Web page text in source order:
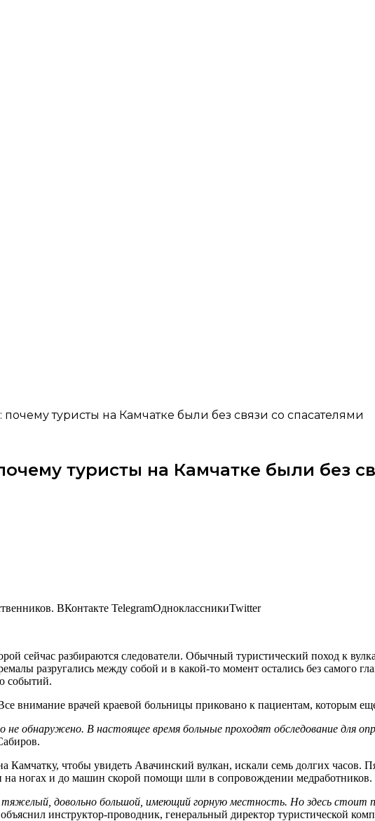
туристы на Камчатке были без связи со спасателями
туристы на Камчатке были без
ВКонтакте TelegramОдноклассникиTwitter
сейчас разбираются следователи. Обычный туристический поход к
разругались между собой и в какой-то момент остались без самого
событий.
внимание врачей краевой больницы приковано к пациентам, которым
обнаружено. В настоящее время больные проходят обследование для
Камчатку, чтобы увидеть Авачинский вулкан, искали семь долгих
на ногах и до машин скорой помощи шли в сопровождении медработников.
тяжелый, довольно большой, имеющий горную местность. Но здесь
инструктор-проводник, генеральный директор туристической